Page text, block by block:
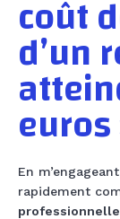
coût
d’un
En
rapidement
professionnelle